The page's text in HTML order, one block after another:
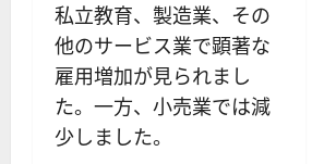
私立教育、製造業、その
他のサービス業で顕著な
雇用増加が見られまし
た。一方、小売業では減
少しました。